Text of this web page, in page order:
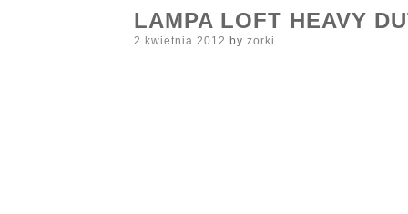
LAMPA LOFT HEAVY
Posted
2 kwietnia 2012 by zorki